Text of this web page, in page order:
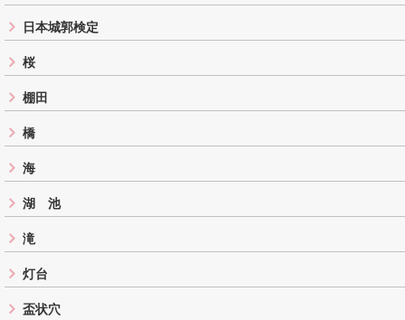
日本城郭検定
桜
棚田
橋
海
湖 池
滝
灯台
盃状穴